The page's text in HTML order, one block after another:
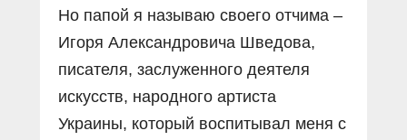
Но папой я называю своего отчима –
Игоря Александровича Шведова,
писателя, заслуженного деятеля
искусств, народного артиста
Украины, который воспитывал меня с